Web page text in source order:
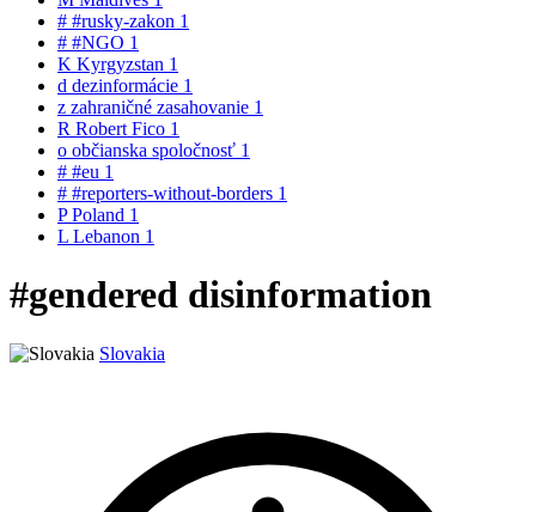
# #rusky-zakon 1
# #NGO 1
K Kyrgyzstan 1
d dezinformácie 1
z zahraničné zasahovanie 1
R Robert Fico 1
o občianska spoločnosť 1
# #eu 1
# #reporters-without-borders 1
PPoland 1
L Lebanon 1
#gendered disinformation
Slovakia